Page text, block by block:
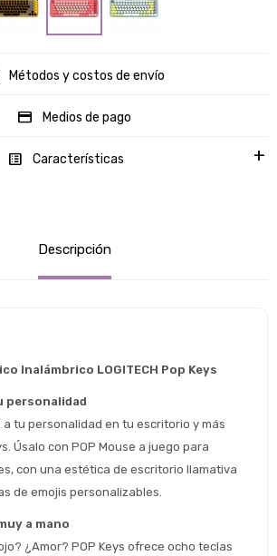
Métodos y costos de envío
Medios de pago
Características
Descripción
Inalámbrico LOGITECH Pop Keys
personalidad
tu personalidad en tu escritorio y más
Úsalo con POP Mouse a juego para
con una estética de escritorio llamativa
de emojis personalizables.
a mano
¿Amor? POP Keys ofrece ocho teclas